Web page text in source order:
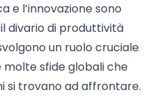
e l’innovazione sono
divario di produttività
un ruolo cruciale
molte sfide globali che
si trovano ad affrontare.